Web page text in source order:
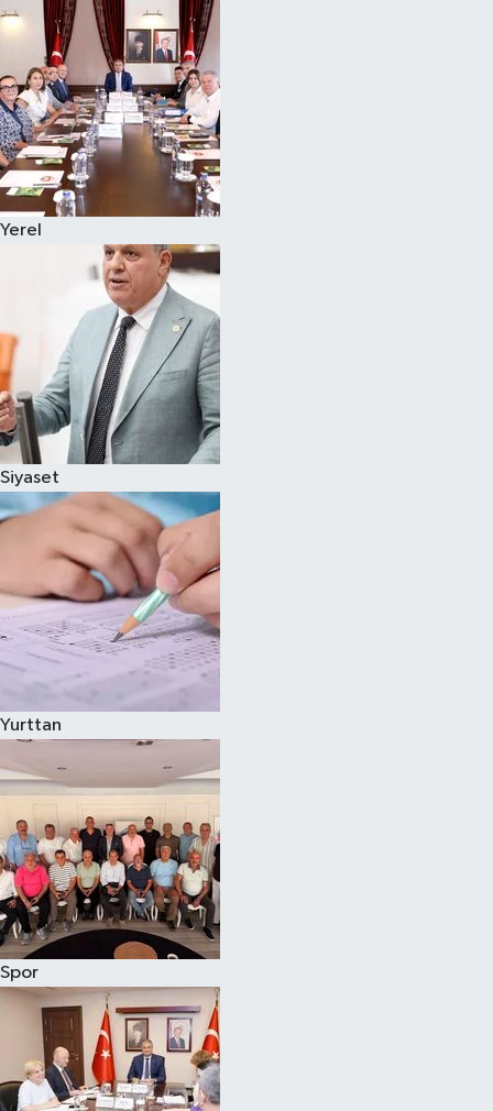
Yerel
Siyaset
Yurttan
Spor
Magazin
Özel
Resmi İlanlar
Sağlık
Siyaset
Spor
Yaşam
Yerel Yönetimler
Yurttan